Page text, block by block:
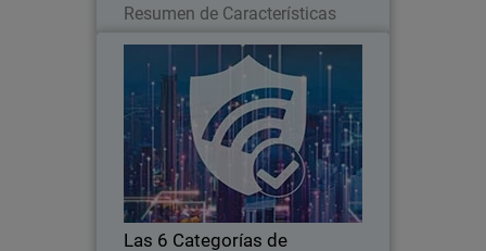
Resumen de Características
Las 6 Categorías de
Las 6 Categorías de Amenazas
Conocidas de Wi-Fi
Los ciberdelincuentes apuntan al
eslabón más débil de la cadena de
seguridad